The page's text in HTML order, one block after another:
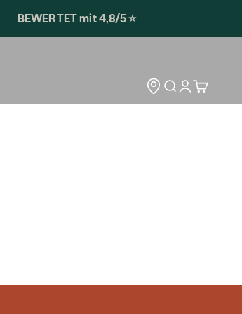
BEWERTET mit 4,8/5 ⭐️
Storelocator
Open search
Open
Open